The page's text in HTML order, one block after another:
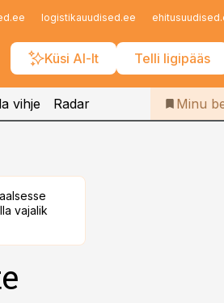
logistikauudised.ee
Küsi AI-lt Telli ligipääs
Telli
vihje Radar Minu
vajalik